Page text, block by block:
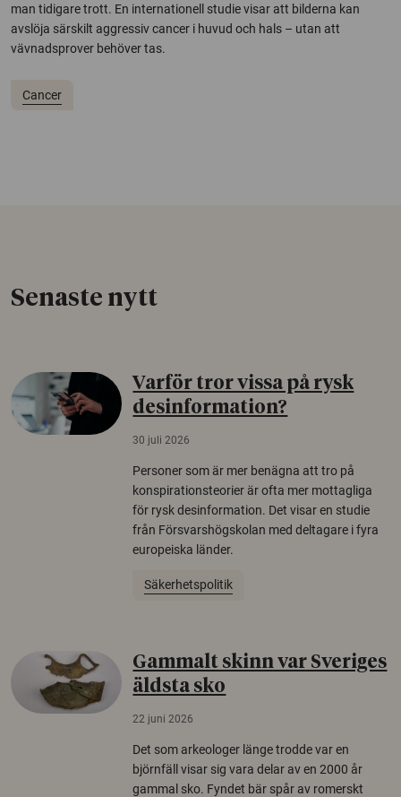
man tidigare trott. En internationell studie visar att bilderna kan
avslöja särskilt aggressiv cancer i huvud och hals – utan att
vävnadsprover behöver tas.
Cancer
Senaste nytt
Varför tror vissa på rysk
desinformation?
30 juli 2026
Personer som är mer benägna att tro på
konspirationsteorier är ofta mer mottagliga
för rysk desinformation. Det visar en studie
från Försvarshögskolan med deltagare i fyra
europeiska länder.
Säkerhetspolitik
Gammalt skinn var Sveriges
äldsta sko
22 juni 2026
Det som arkeologer länge trodde var en
björnfäll visar sig vara delar av en 2000 år
gammal sko. Fyndet bär spår av romerskt